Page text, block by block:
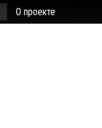
О проекте